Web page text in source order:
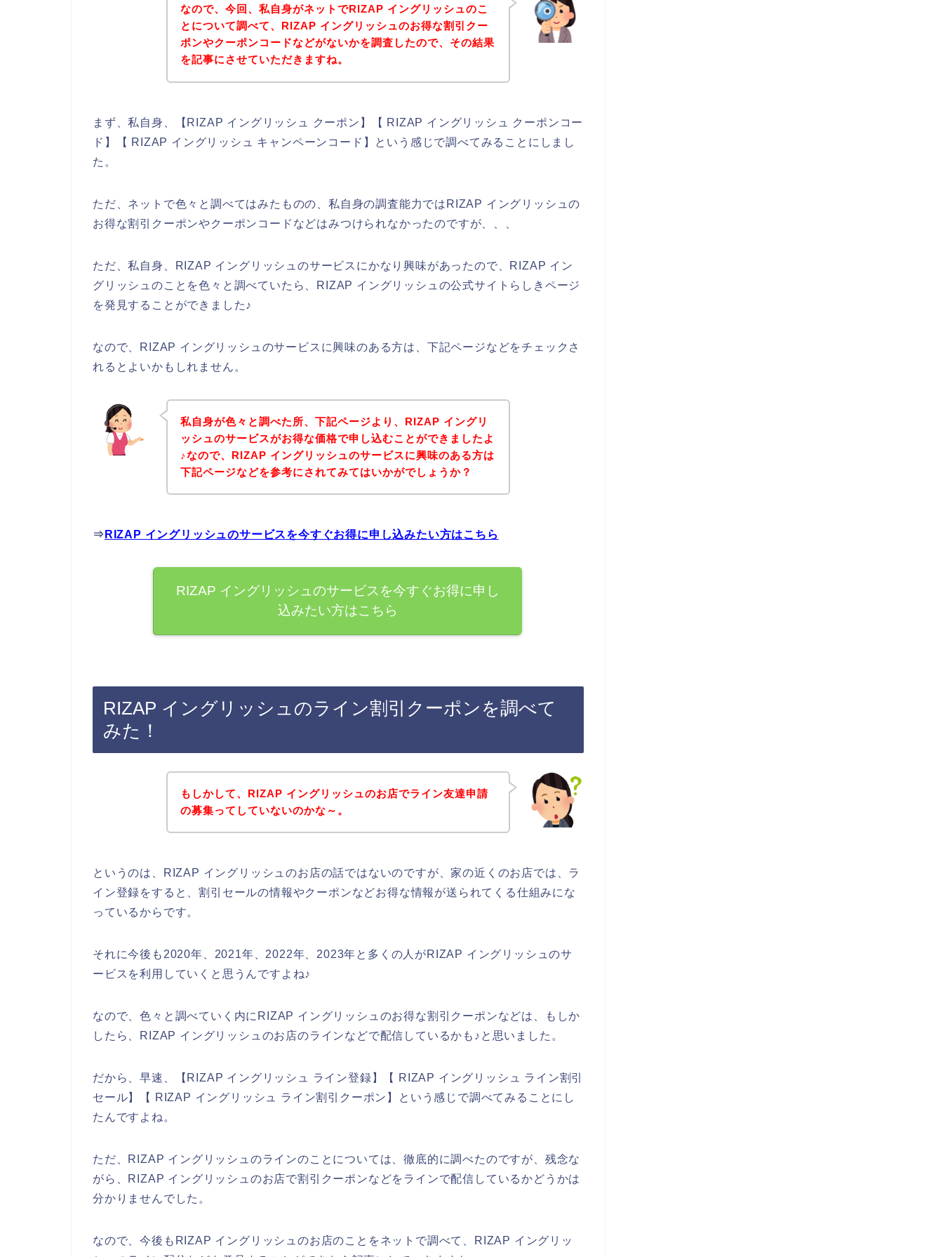
なので、今回、私自身がネットでRIZAP イングリッシュのこ
とについて調べて、RIZAP イングリッシュのお得な割引クー
ポンやクーポンコードなどがないかを調査したので、その結果
を記事にさせていただきますね。
まず、私自身、【RIZAP イングリッシュ クーポン】【 RIZAP イングリッシュ クーポンコー
ド】【 RIZAP イングリッシュ キャンペーンコード】という感じで調べてみることにしまし
た。
ただ、ネットで色々と調べてはみたものの、私自身の調査能力ではRIZAP イングリッシュの
お得な割引クーポンやクーポンコードなどはみつけられなかったのですが、、、
ただ、私自身、RIZAP イングリッシュのサービスにかなり興味があったので、RIZAP イン
グリッシュのことを色々と調べていたら、RIZAP イングリッシュの公式サイトらしきページ
を発見することができました♪
なので、RIZAP イングリッシュのサービスに興味のある方は、下記ページなどをチェックさ
れるとよいかもしれません。
私自身が色々と調べた所、下記ページより、RIZAP イングリ
ッシュのサービスがお得な価格で申し込むことができましたよ
♪なので、RIZAP イングリッシュのサービスに興味のある方は
下記ページなどを参考にされてみてはいかがでしょうか？
⇒ RIZAP イングリッシュのサービスを今すぐお得に申し込みたい方はこちら
RIZAP イングリッシュのサービスを今すぐお得に申し
込みたい方はこちら
RIZAP イングリッシュのライン割引クーポンを調べて
みた！
もしかして、RIZAP イングリッシュのお店でライン友達申請
の募集ってしていないのかな～。
というのは、RIZAP イングリッシュのお店の話ではないのですが、家の近くのお店では、ラ
イン登録をすると、割引セールの情報やクーポンなどお得な情報が送られてくる仕組みにな
っているからです。
それに今後も2020年、2021年、2022年、2023年と多くの人がRIZAP イングリッシュのサ
ービスを利用していくと思うんですよね♪
なので、色々と調べていく内にRIZAP イングリッシュのお得な割引クーポンなどは、もしか
したら、RIZAP イングリッシュのお店のラインなどで配信しているかも♪と思いました。
だから、早速、【RIZAP イングリッシュ ライン登録】【 RIZAP イングリッシュ ライン割引
セール】【 RIZAP イングリッシュ ライン割引クーポン】という感じで調べてみることにし
たんですよね。
ただ、RIZAP イングリッシュのラインのことについては、徹底的に調べたのですが、残念な
がら、RIZAP イングリッシュのお店で割引クーポンなどをラインで配信しているかどうかは
分かりませんでした。
なので、今後もRIZAP イングリッシュのお店のことをネットで調べて、RIZAP イングリッ